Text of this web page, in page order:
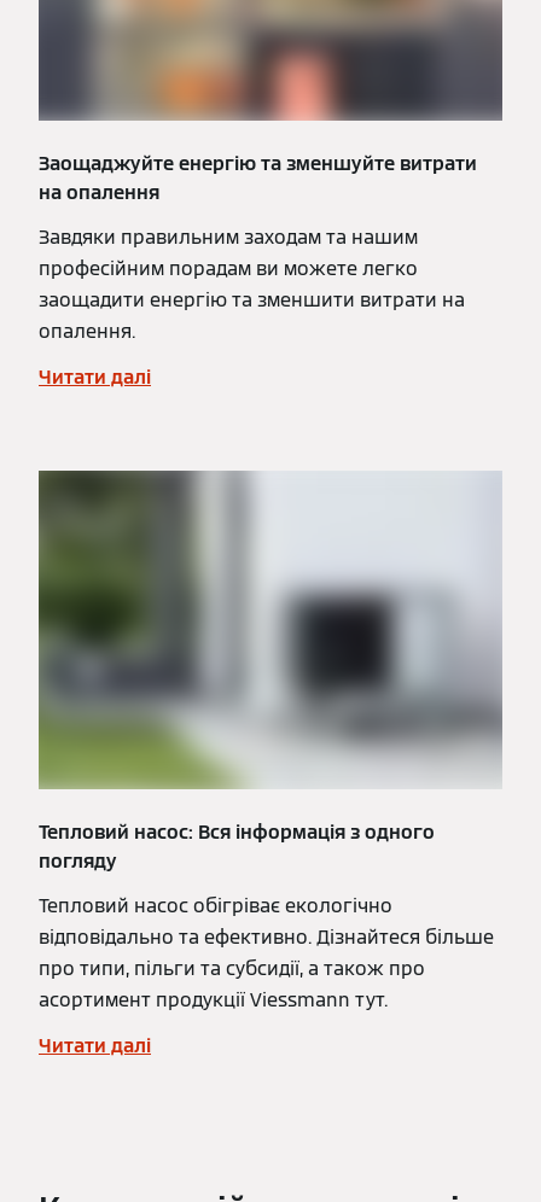
Заощаджуйте енергію та зменшуйте витрати
на опалення
Завдяки правильним заходам та нашим
професійним порадам ви можете легко
заощадити енергію та зменшити витрати на
опалення.
Читати далі
Тепловий насос: Вся інформація з одного
погляду
Тепловий насос обігріває екологічно
відповідально та ефективно. Дізнайтеся більше
про типи, пільги та субсидії, а також про
асортимент продукції Viessmann тут.
Читати далі